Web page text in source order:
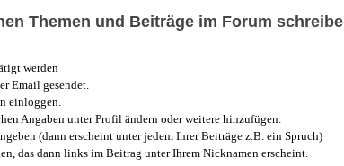
Themen und Beiträge im Forum
werden
Email gesendet.
einloggen.
Angaben unter Profil ändern oder weitere hinzufügen.
(dann erscheint unter jedem Ihrer Beiträge z.B. ein Spruch)
das dann links im Beitrag unter Ihrem Nicknamen erscheint.